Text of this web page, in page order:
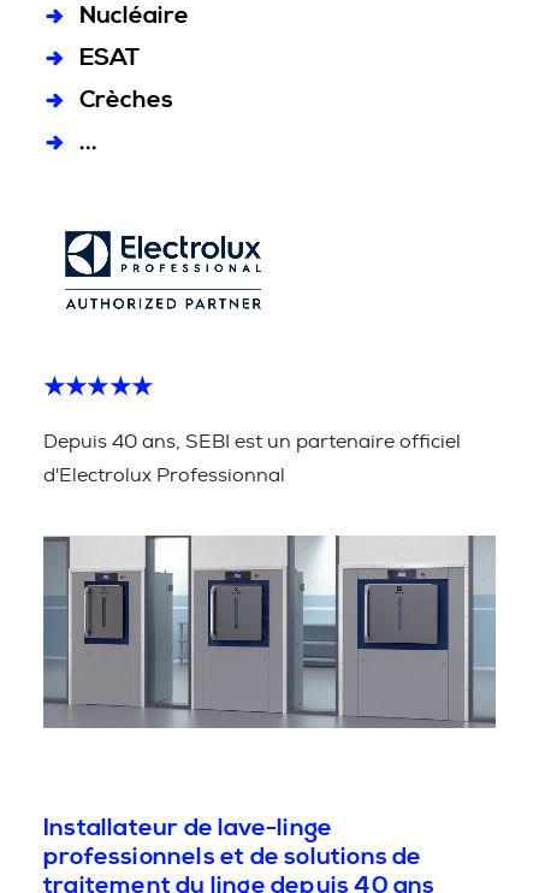
Nucléaire
ESAT
Crèches
...
★★★★★
Depuis 40 ans, SEBI est un partenaire officiel
d'Electrolux Professionnal
Installateur de lave-linge
professionnels et de solutions de
traitement du linge depuis 40 ans